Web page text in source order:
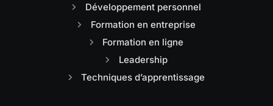
Développement personnel
Formation en entreprise
Formation en ligne
Leadership
Techniques d’apprentissage